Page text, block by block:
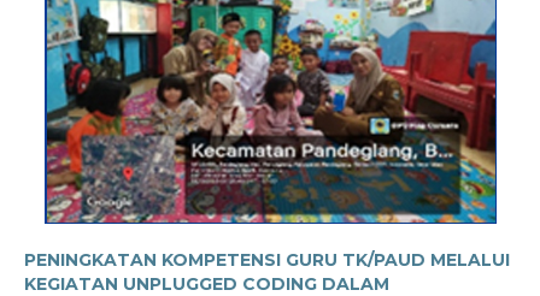
PENINGKATAN KOMPETENSI GURU TK/PAUD MELALUI
KEGIATAN UNPLUGGED CODING DALAM